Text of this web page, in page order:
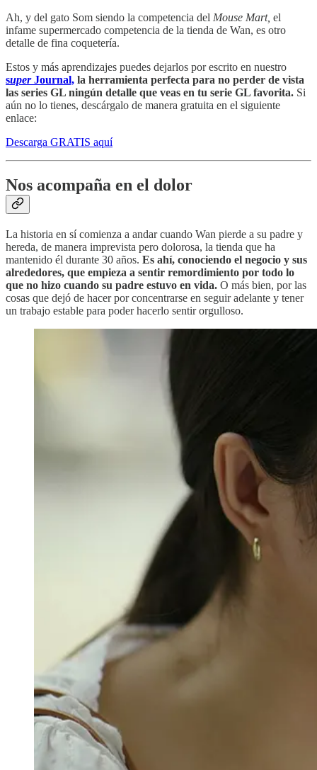
Ah, y del gato Som siendo la competencia del Mouse Mart, el
infame supermercado competencia de la tienda de Wan, es otro
detalle de fina coquetería.
Estos y más aprendizajes puedes dejarlos por escrito en nuestro
superJournal, la herramienta perfecta para no perder de vista
las series GL ningún detalle que veas en tu serie GL favorita. Si
aún no lo tienes, descárgalo de manera gratuita en el siguiente
enlace:
Descarga GRATIS aquí
Nos acompaña en el dolor
La historia en sí comienza a andar cuando Wan pierde a su padre y
hereda, de manera imprevista pero dolorosa, la tienda que ha
mantenido él durante 30 años. Es ahí, conociendo el negocio y sus
alrededores, que empieza a sentir remordimiento por todo lo
que no hizo cuando su padre estuvo en vida. O más bien, por las
cosas que dejó de hacer por concentrarse en seguir adelante y tener
un trabajo estable para poder hacerlo sentir orgulloso.